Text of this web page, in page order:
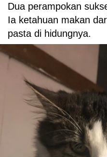
Dua perampokan
Ia ketahuan makan
pasta di hidungnya.